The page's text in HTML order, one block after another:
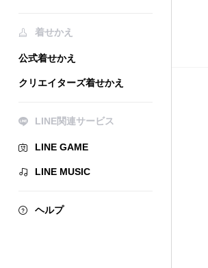
着せかえ
公式着せかえ
クリエイターズ着せかえ
LINE関連サービス
LINE GAME
LINE MUSIC
ヘルプ